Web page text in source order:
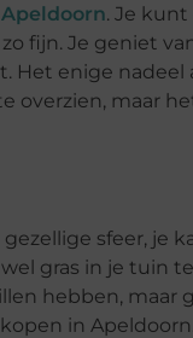
. Je
fijn. Je geniet
enige nadeel
maar
sfeer, je
gras in je tuin
hebben,
in